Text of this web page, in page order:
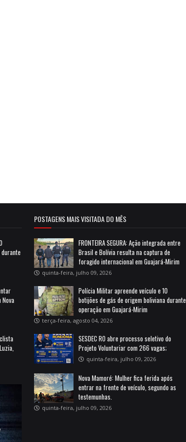
POSTAGENS MAIS VISITADA DO MÊS
FRONTEIRA SEGURA: Ação integrada entre
Brasil e Bolívia resulta na captura de
foragido internacional em Guajará-Mirim
quinta-feira, julho 09, 2026
Polícia Militar apreende veículo e 10
botijões de gás de origem boliviana durante
operação em Guajará-Mirim
terça-feira, agosto 04, 2026
SESDEC RO abre processo seletivo do
Projeto Voluntariar com 266 vagas;
quinta-feira, julho 09, 2026
Nova Mamoré: Mulher fica ferida após
entrar na frente de veículo, segundo as
testemunhas.
quinta-feira, julho 09, 2026